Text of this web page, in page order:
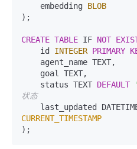
    embedding
BLOB
);
CREATE TABLE IF NOT
    id
INTEGER PRIMARY
goal
    status TEXT
DEFAULT
状态
last_updated
CURRENT_TIMESTAMP